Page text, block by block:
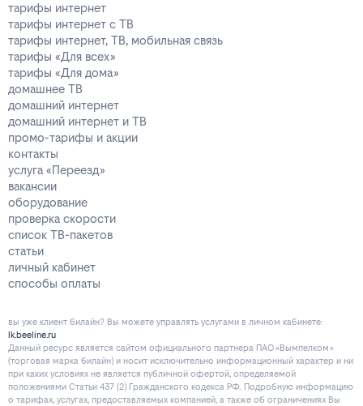
тарифы интернет
тарифы интернет с ТВ
тарифы интернет, ТВ, мобильная связь
тарифы «Для всех»
тарифы «Для дома»
домашнее ТВ
домашний интернет
домашний интернет и ТВ
промо-тарифы и акции
контакты
услуга «Переезд»
вакансии
оборудование
проверка скорости
список ТВ-пакетов
статьи
личный кабинет
способы оплаты
вы уже клиент билайн? Вы можете управлять услугами в личнoм кaбинeтe:
lk.beeline.ru
Данный ресурс является сайтом официального партнера ПАО «Вымпелком»
(торговая марка билайн) и носит исключительно информационный характер и ни
при каких условиях не является публичной офертой, определяемой
положениями Статьи 437 (2) Гражданского кодекса РФ. Подробную информацию
о тарифах, услугах, предоставляемых компанией, а также об ограничениях Вы